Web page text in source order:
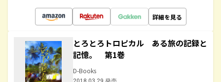
詳細を見る
とろとろトロピカル ある旅の記録と
記憶。 第1巻
D-Books